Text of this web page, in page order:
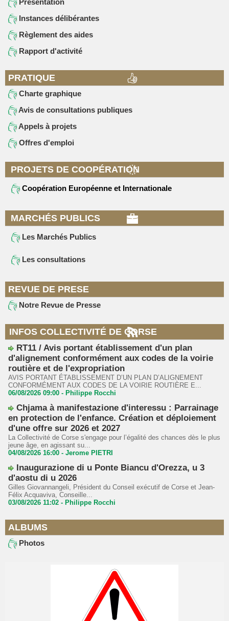
Présentation
Instances délibérantes
Règlement des aides
Rapport d'activité
PRATIQUE
Charte graphique
Avis de consultations publiques
Appels à projets
Offres d'emploi
PROJETS DE COOPÉRATION
Coopération Européenne et Internationale
MARCHÉS PUBLICS
Les Marchés Publics
Les consultations
REVUE DE PRESE
Notre Revue de Presse
INFOS COLLECTIVITÉ DE CORSE
RT11 / Avis portant établissement d'un plan
d'alignement conformément aux codes de la voirie
routière et de l'expropriation
AVIS PORTANT ÉTABLISSEMENT D’UN PLAN D’ALIGNEMENT
CONFORMÉMENT AUX CODES DE LA VOIRIE ROUTIÈRE E...
06/08/2026 09:00 - Philippe Rocchi
Chjama à manifestazione d'interessu : Parrainage
en protection de l'enfance. Création et déploiement
d'une offre sur 2026 et 2027
La Collectivité de Corse s'engage pour l’égalité des chances dès le plus
jeune âge, en agissant su...
04/08/2026 16:00 - Jerome PIETRI
Inaugurazione di u Ponte Biancu d'Orezza, u 3
d'aostu di u 2026
Gilles Giovannangeli, Président du Conseil exécutif de Corse et Jean-
Félix Acquaviva, Conseille...
03/08/2026 11:02 - Philippe Rocchi
ALBUMS
Photos